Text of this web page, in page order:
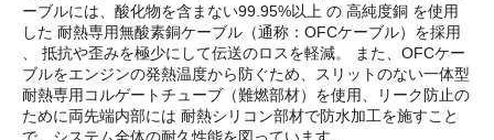
ーブルには、酸化物を含まない99.95%以上 の 高純度銅 を使用
した 耐熱専用無酸素銅ケーブル（通称：OFCケーブル）を採用
、 抵抗や歪みを極少にして伝送のロスを軽減。 また、OFCケー
ブルをエンジンの発熱温度から防ぐため、スリットのない一体型
耐熱専用コルゲートチューブ（難燃部材）を使用、リーク防止の
ために両先端内部には 耐熱シリコン部材で防水加工を施すこと